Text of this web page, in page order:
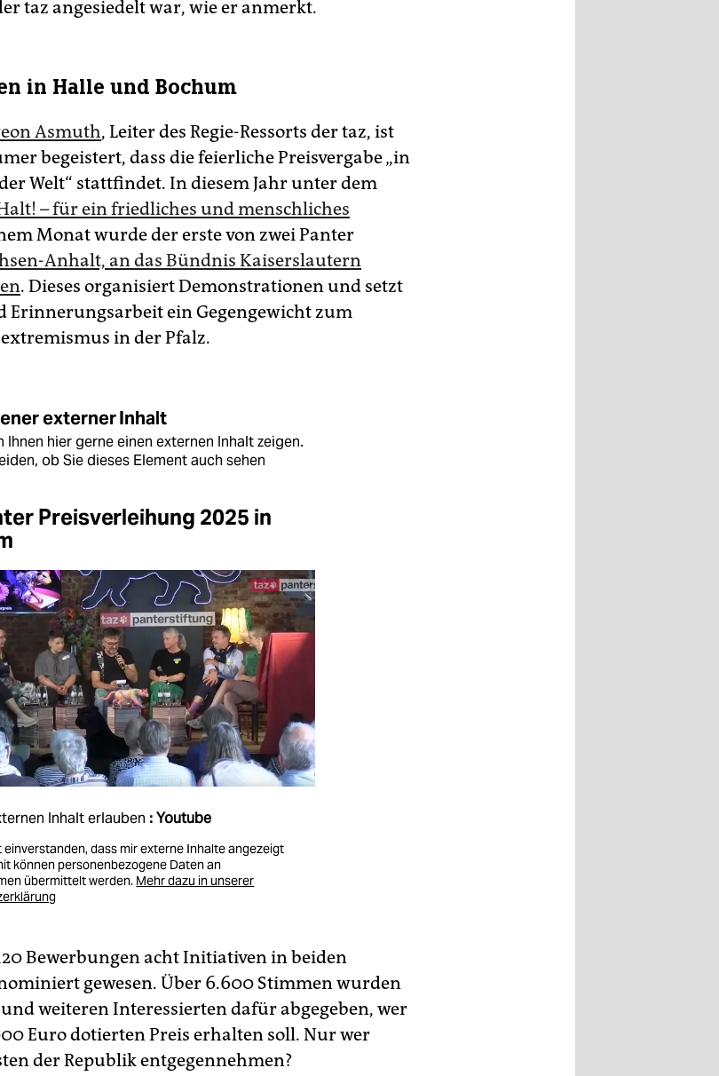
taz angesiedelt war, wie er anmerkt.
in Halle und Bochum
Asmuth, Leiter des Regie-Ressorts der taz, ist
begeistert, dass die feierliche Preisvergabe „in
Welt“ stattfindet. In diesem Jahr unter dem
– für ein friedliches und menschliches
Monat wurde der erste von zwei Panter
Anhalt, an das Bündnis Kaiserslautern
. Dieses organisiert Demonstrationen und setzt
Erinnerungsarbeit ein Gegengewicht zum
in der Pfalz.
externer Inhalt
Ihnen hier gerne einen externen Inhalt zeigen.
ob Sie dieses Element auch sehen
Preisverleihung 2025 in
Inhalt erlauben : Youtube
einverstanden, dass mir externe Inhalte angezeigt
können personenbezogene Daten an
übermittelt werden. Mehr dazu in unserer
Bewerbungen acht Initiativen in beiden
gewesen. Über 6.600 Stimmen wurden
weiteren Interessierten dafür abgegeben, wer
Euro dotierten Preis erhalten soll. Nur wer
der Republik entgegennehmen?